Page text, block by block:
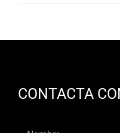
CONTACTA